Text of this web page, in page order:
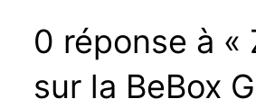
0 réponse à «
sur la BeBox